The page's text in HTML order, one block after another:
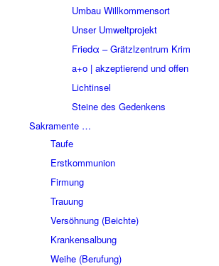
Umbau Willkommensort
Unser Umweltprojekt
Friedα – Grätzlzentrum Krim
a+o | akzeptierend und offen
Lichtinsel
Steine des Gedenkens
Sakramente …
Taufe
Erstkommunion
Firmung
Trauung
Versöhnung (Beichte)
Krankensalbung
Weihe (Berufung)